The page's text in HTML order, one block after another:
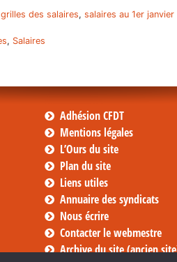
grilles des salaires, salaires au 1er
, Salaires
Adhésion CFDT
Mentions légales
L’Ours du site
Plan du site
Liens utiles
Annuaire des syndicats
Nous écrire
Contacter le webmestre
Archive du site (ancien